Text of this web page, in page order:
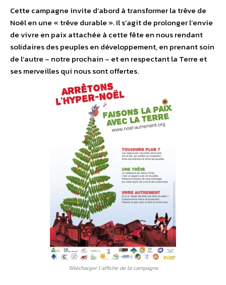
Cette campagne invite d’abord à transformer la trêve de
Noël en une « trêve durable ». Il s’agit de prolonger l’envie
de vivre en paix attachée à cette fête en nous rendant
solidaires des peuples en développement, en prenant soin
de l’autre – notre prochain – et en respectant la Terre et
ses merveilles qui nous sont offertes.
Télécharger l’affiche de la campagne